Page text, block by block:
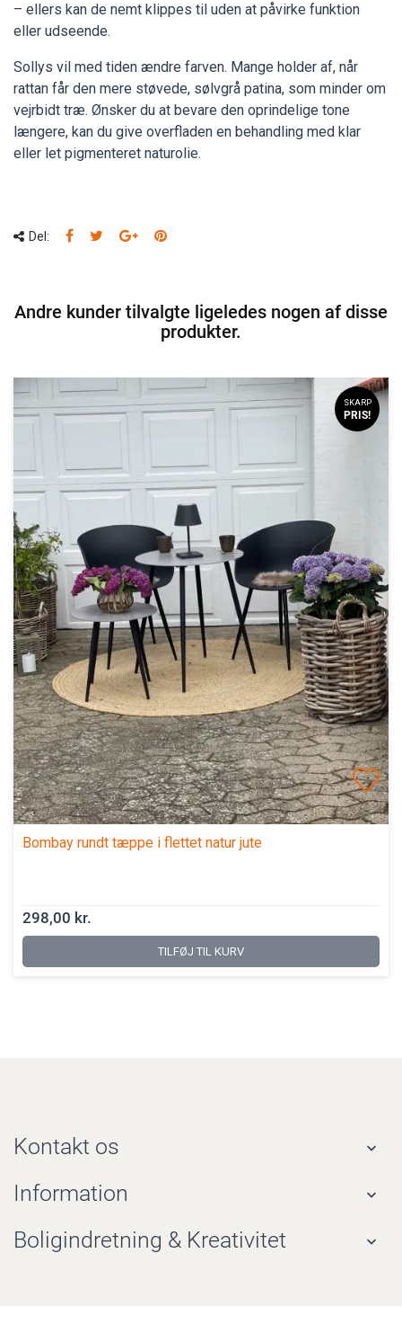
– ellers kan de nemt klippes til uden at påvirke funktion
eller udseende.
Sollys vil med tiden ændre farven. Mange holder af, når
rattan får den mere støvede, sølvgrå patina, som minder om
vejrbidt træ. Ønsker du at bevare den oprindelige tone
længere, kan du give overfladen en behandling med klar
eller let pigmenteret naturolie.
Del:
Andre kunder tilvalgte ligeledes nogen af disse
produkter.
SKARP
PRIS!
Bombay rundt tæppe i flettet natur jute
298,00 kr.
TILFØJ TIL KURV
Kontakt os 
Information 
Boligindretning & Kreativitet 